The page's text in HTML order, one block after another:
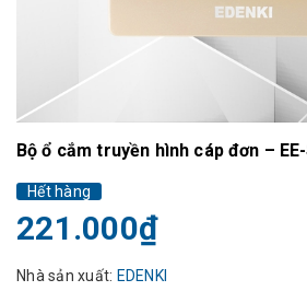
Bộ ổ cắm truyền hình cáp đơn –
Hết hàng
221.000₫
Nhà sản xuất: EDENKI